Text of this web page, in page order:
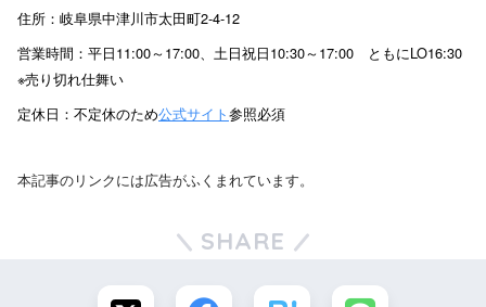
住所：岐阜県中津川市太田町2-4-12
営業時間：平日11:00～17:00、土日祝日10:30～17:00 ともにLO16:30
※売り切れ仕舞い
定休日：不定休のため公式サイト参照必須
本記事のリンクには広告がふくまれています。
SHARE